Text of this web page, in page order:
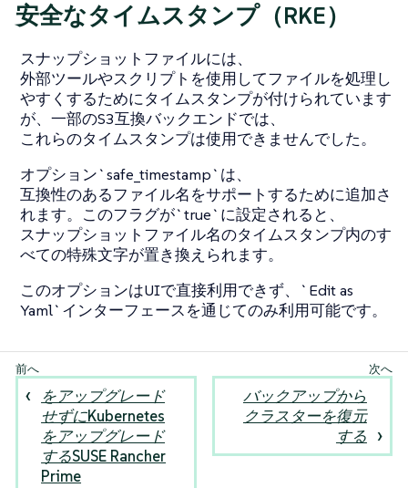
安全なタイムスタンプ（RKE）
スナップショットファイルには、
外部ツールやスクリプトを使用してファイルを処理し
やすくするためにタイムスタンプが付けられています
が、一部のS3互換バックエンドでは、
これらのタイムスタンプは使用できませんでした。
オプション`safe_timestamp`は、
互換性のあるファイル名をサポートするために追加さ
れます。このフラグが`true`に設定されると、
スナップショットファイル名のタイムスタンプ内のす
べての特殊文字が置き換えられます。
このオプションはUIで直接利用できず、`Edit as
Yaml`インターフェースを通じてのみ利用可能です。
をアップグレード
せずにKubernetes
をアップグレード
するSUSE Rancher
Prime
バックアップから
クラスターを復元
する